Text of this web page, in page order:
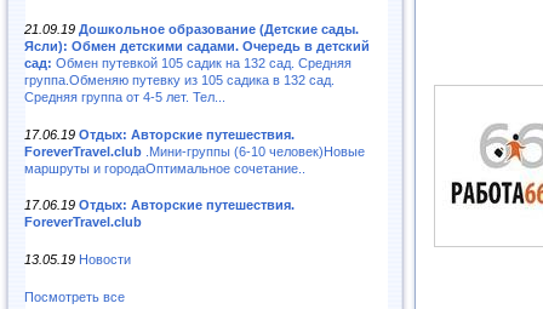
21.09.19 Дошкольное образование (Детские сады.
Ясли): Обмен детскими садами. Очередь в детский
сад: Обмен путевкой 105 садик на 132 сад. Средняя
группа.Обменяю путевку из 105 садика в 132 сад.
Средняя группа от 4-5 лет. Тел...
17.06.19 Отдых: Авторские путешествия.
ForeverTravel.club .Мини-группы (6-10 человек)Новые
маршруты и городаОптимальное сочетание..
17.06.19 Отдых: Авторские путешествия.
ForeverTravel.club
13.05.19 Новости
Посмотреть все